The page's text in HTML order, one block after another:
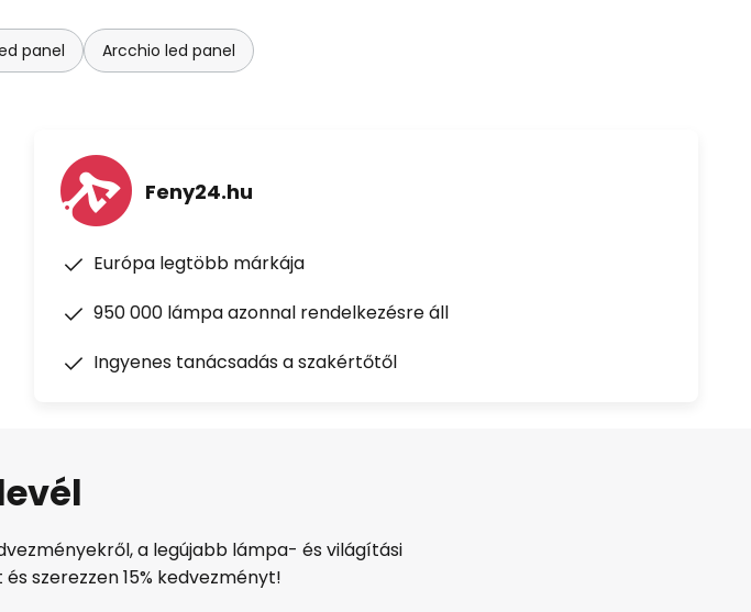
panel Arcchio led panel
Feny24.hu
Európa legtöbb márkája
950 000 lámpa azonnal rendelkezésre áll
Ingyenes tanácsadás a szakértőtől
a legújabb lámpa- és világítási
szerezzen 15% kedvezményt!